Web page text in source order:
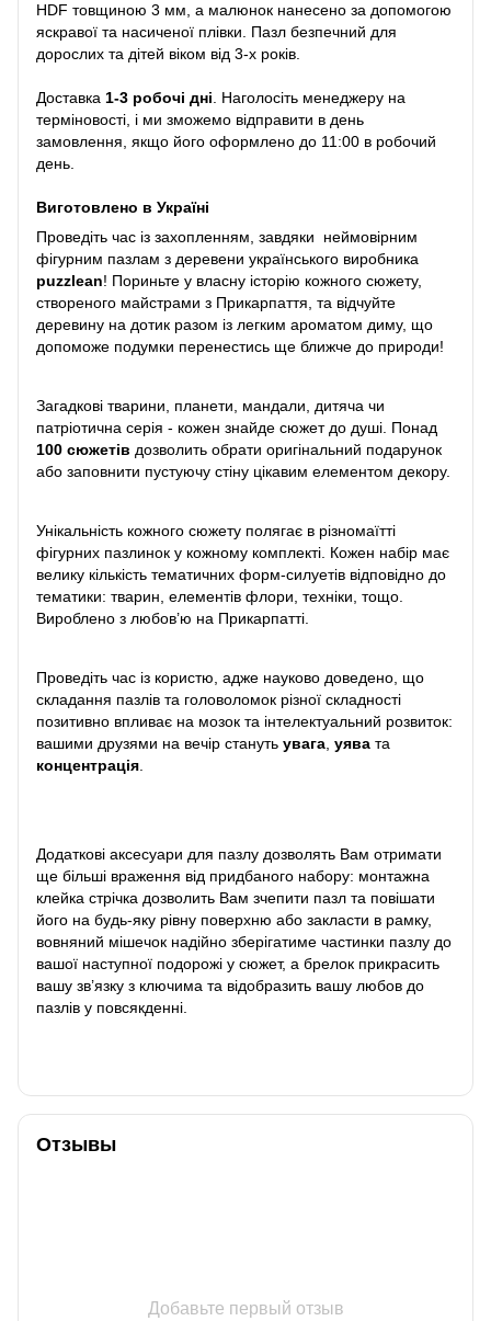
HDF товщиною 3 мм, а малюнок нанесено за допомогою
яскравої та насиченої плівки. Пазл безпечний для
дорослих та дітей віком від 3-х років.
Доставка 1-3 робочі дні. Наголосіть менеджеру на
терміновості, і ми зможемо відправити в день
замовлення, якщо його оформлено до 11:00 в робочий
день.
Виготовлено в Україні
Проведіть час із захопленням, завдяки неймовірним
фігурним пазлам з деревени українського виробника
puzzlean! Пориньте у власну історію кожного сюжету,
створеного майстрами з Прикарпаття, та відчуйте
деревину на дотик разом із легким ароматом диму, що
допоможе подумки перенестись ще ближче до природи!
Загадкові тварини, планети, мандали, дитяча чи
патріотична серія - кожен знайде сюжет до душі. Понад
100 сюжетів дозволить обрати оригінальний подарунок
або заповнити пустуючу стіну цікавим елементом декору.
Унікальність кожного сюжету полягає в різномаїтті
фігурних пазлинок у кожному комплекті. Кожен набір має
велику кількість тематичних форм-силуетів відповідно до
тематики: тварин, елементів флори, техніки, тощо.
Вироблено з любов’ю на Прикарпатті.
Проведіть час із користю, адже науково доведено, що
складання пазлів та головоломок різної складності
позитивно впливає на мозок та інтелектуальний розвиток:
вашими друзями на вечір стануть увага, уява та
концентрація.
Додаткові аксесуари для пазлу дозволять Вам отримати
ще більші враження від придбаного набору: монтажна
клейка стрічка дозволить Вам зчепити пазл та повішати
його на будь-яку рівну поверхню або закласти в рамку,
вовняний мішечок надійно зберігатиме частинки пазлу до
вашої наступної подорожі у сюжет, а брелок прикрасить
вашу зв’язку з ключима та відобразить вашу любов до
пазлів у повсякденні.
Отзывы
Добавьте первый отзыв